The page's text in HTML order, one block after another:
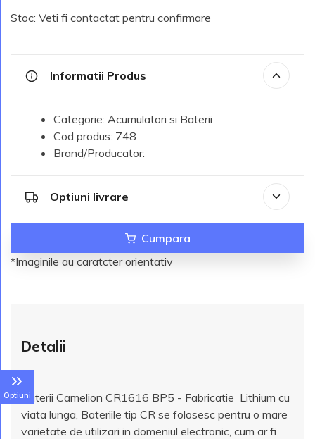
Optiuni
Stoc: Veti fi contactat pentru confirmare
Informatii Produs
Categorie: Acumulatori si Baterii
Cod produs: 748
Brand/Producator:
Optiuni livrare
Cumpara
*Imaginile au caratcter orientativ
Detalii
Baterii Camelion CR1616 BP5 - Fabricatie Lithium cu
viata lunga, Bateriile tip CR se folosesc pentru o mare
varietate de utilizari in domeniul electronic, cum ar fi